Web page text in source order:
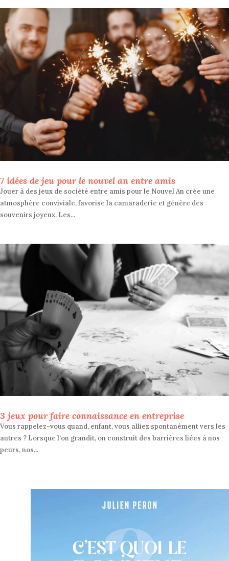
7 idées de jeu pour le nouvel an entre amis
Jouer à des jeux de société entre amis pour le Nouvel An crée une
atmosphère conviviale, favorise la camaraderie et génère des
souvenirs joyeux. Les...
3 jeux pour faire connaissance en entreprise
Vous rappelez-vous quand, enfant, vous alliez spontanément vers les
autres ? Lorsque l’on grandit, on construit des barrières liées à nos
peurs, nos...